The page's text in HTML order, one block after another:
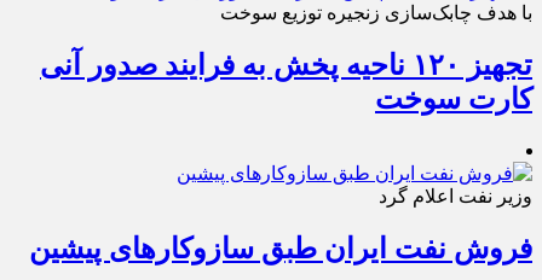
با هدف چابک‌سازی زنجیره توزیع سوخت
تجهیز ۱۲۰ ناحیه پخش به فرایند صدور آنی
کارت سوخت
وزیر نفت اعلام گرد
فروش نفت ایران طبق سازوکارهای پیشین